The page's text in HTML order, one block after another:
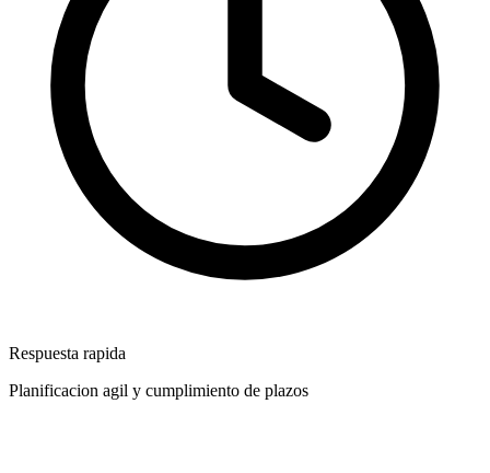
Respuesta rapida
Planificacion agil y cumplimiento de plazos